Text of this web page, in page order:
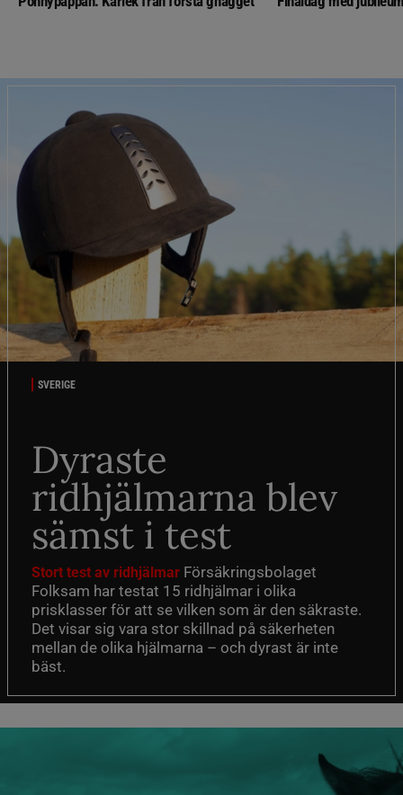
SVERIGE
Dyraste
ridhjälmarna blev
sämst i test
Stort test av ridhjälmar Försäkringsbolaget
Folksam har testat 15 ridhjälmar i olika
prisklasser för att se vilken som är den säkraste.
Det visar sig vara stor skillnad på säkerheten
mellan de olika hjälmarna – och dyrast är inte
bäst.